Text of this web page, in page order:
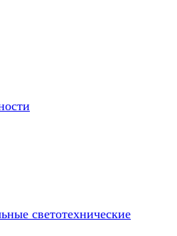
светотехнические